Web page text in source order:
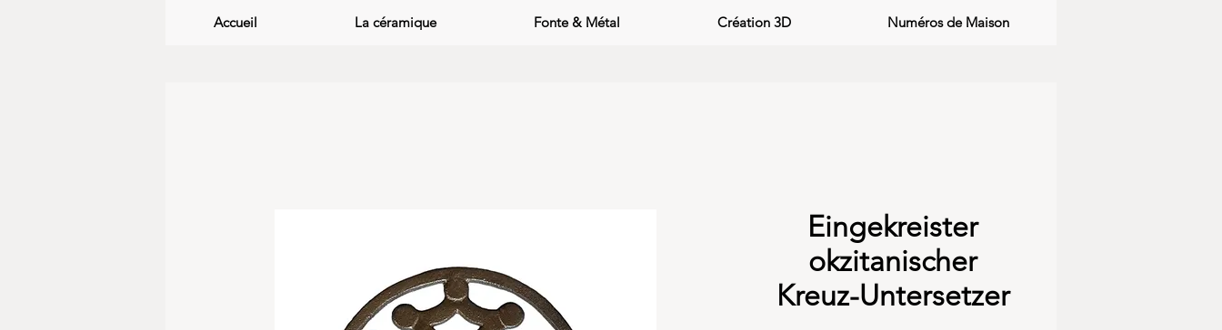
Accueil La céramique Fonte & Métal Création 3D Numéros de Maison
Eingekreister
okzitanischer
Kreuz-Untersetzer